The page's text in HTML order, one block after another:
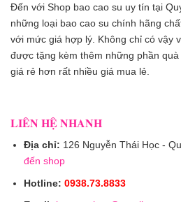
Đến với Shop bao cao su uy tín tại
những loại bao cao su chính hãng
với mức giá hợp lý. Không chỉ có vậy
được tặng kèm thêm những phần
giá rẻ hơn rất nhiều giá mua lẻ.
LIÊN HỆ NHANH
Địa chỉ: 126 Nguyễn Thái Học -
đến shop
Hotline: 0938.73.8833